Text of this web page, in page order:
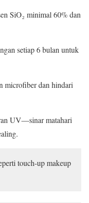
SiO₂ minimal 60% dan
setiap 6 bulan untuk
microfiber dan hindari
UV—sinar matahari
touch-up makeup